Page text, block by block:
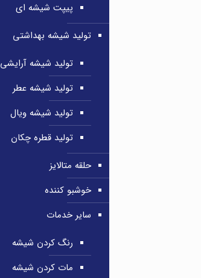
پیپت شیشه ای
تولید شیشه بهداشتی
تولید شیشه آرایشی
تولید شیشه عطر
تولید شیشه ویال
تولید قطره چکان
حلقه متالایز
خوشبو کننده
سایر خدمات
رنگ کردن شیشه
مات کردن شیشه